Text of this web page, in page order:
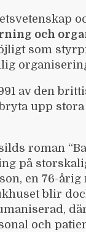
och
som
av den
upp
roman
på
en 76-
blir
och